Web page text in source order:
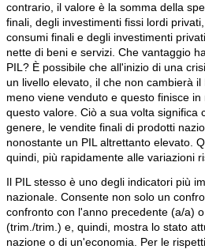
contrario, il valore è la somma della
finali, degli investimenti fissi lordi
consumi finali e degli investimenti
nette di beni e servizi. Che vantaggio
PIL? È possibile che all'inizio di una
un livello elevato, il che non cambierà il
meno viene venduto e questo finisce
questo valore. Ciò a sua volta significa
genere, le vendite finali di prodotti
nonostante un PIL altrettanto elevato.
quindi, più rapidamente alle variazioni
Il PIL stesso è uno degli indicatori più
nazionale. Consente non solo un
confronto con l'anno precedente (a/a)
(trim./trim.) e, quindi, mostra lo stato
nazione o di un'economia. Per le